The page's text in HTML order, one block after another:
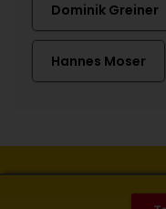
Dominik Greiner
Hannes Moser